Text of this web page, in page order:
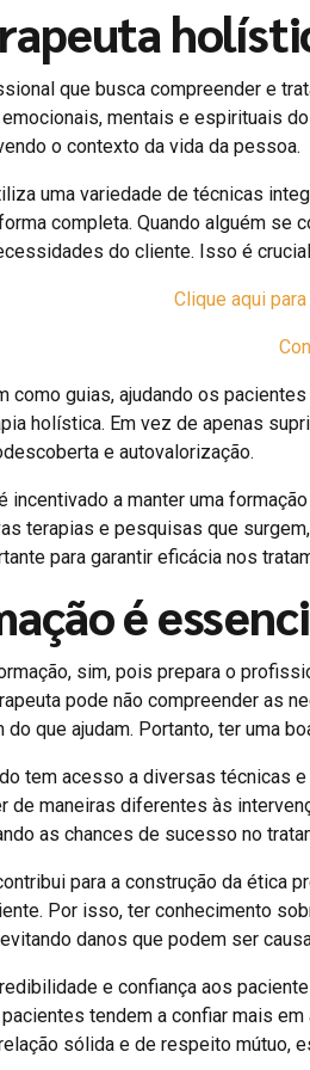
que busca compreender e
mentais e espirituais
o contexto da vida da pessoa.
uma variedade de técnicas
completa. Quando alguém se
do cliente. Isso é
Clique aqui
como guias, ajudando os
holística. Em vez de apenas
e autovalorização.
a manter uma
terapias e pesquisas que
para garantir eficácia nos
é
sim, pois prepara o
pode não compreender as
que ajudam. Portanto, ter uma
tem acesso a diversas técnicas
de maneiras diferentes às
as chances de sucesso no
para a construção da ética
Por isso, ter conhecimento
danos que podem ser
e confiança aos
tendem a confiar mais
sólida e de respeito mútuo,